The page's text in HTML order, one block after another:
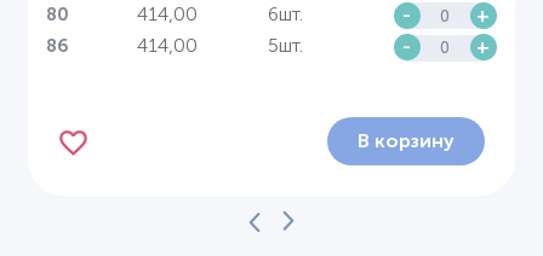
80 414,00 6шт. - +
86 414,00 5шт. - +
В корзину